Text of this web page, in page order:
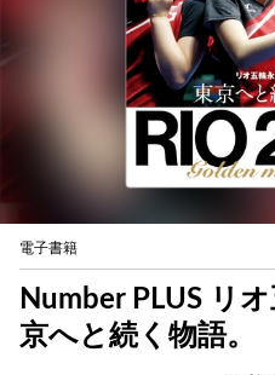
電子書籍
Number PLUS リ
京へと続く物語。